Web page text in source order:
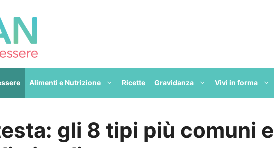
Alimenti e Nutrizione Ricette Gravidanza Vivi in forma
gli 8 tipi più comuni e